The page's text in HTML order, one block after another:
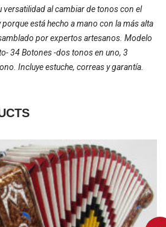
al cambiar de tonos con el
está hecho a mano con la más alta
por expertos artesanos. Modelo
34 Botones -dos tonos en uno, 3
Incluye estuche, correas y garantía.